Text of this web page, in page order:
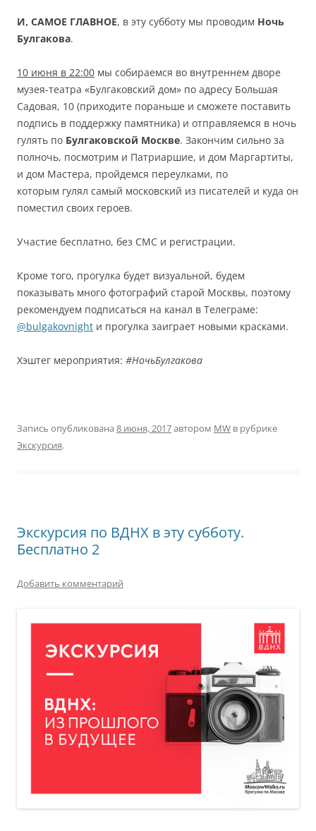
И, САМОЕ ГЛАВНОЕ, в эту субботу мы проводим Ночь
Булгакова.
10 июня в 22:00 мы собираемся во внутреннем дворе
музея-театра «Булгаковский дом» по адресу Большая
Садовая, 10 (приходите пораньше и сможете поставить
подпись в поддержку памятника) и отправляемся в ночь
гулять по Булгаковской Москве. Закончим сильно за
полночь, посмотрим и Патриаршие, и дом Маргартиты,
и дом Мастера, пройдемся переулками, по
которым гулял самый московский из писателей и куда он
поместил своих героев.
Участие бесплатно, без СМС и регистрации.
Кроме того, прогулка будет визуальной, будем
показывать много фотографий старой Москвы, поэтому
рекомендуем подписаться на канал в Телеграме:
@bulgakovnight и прогулка заиграет новыми красками.
Хэштег мероприятия: #НочьБулгакова
Запись опубликована 8 июня, 2017автором MW в рубрике
Экскурсия.
Экскурсия по ВДНХ в эту субботу.
Бесплатно 2
Добавить комментарий